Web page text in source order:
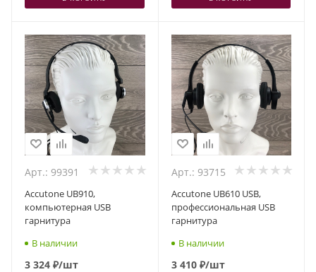
Арт.: 99391
Accutone UB910,
компьютерная USB
гарнитура
В наличии
3 324 ₽/шт
Арт.: 93715
Accutone UB610 USB,
профессиональная USB
гарнитура
В наличии
3 410₽/шт